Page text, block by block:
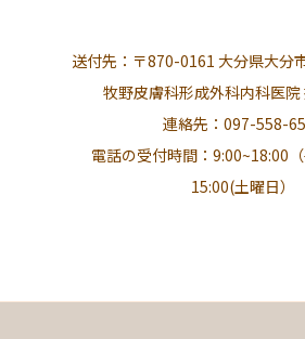
送付先：〒870-0161 大分県大分
牧野皮膚科形成外科内科医院
連絡先：097-558-
電話の受付時間：9:00~18:00
15:00(土曜日）